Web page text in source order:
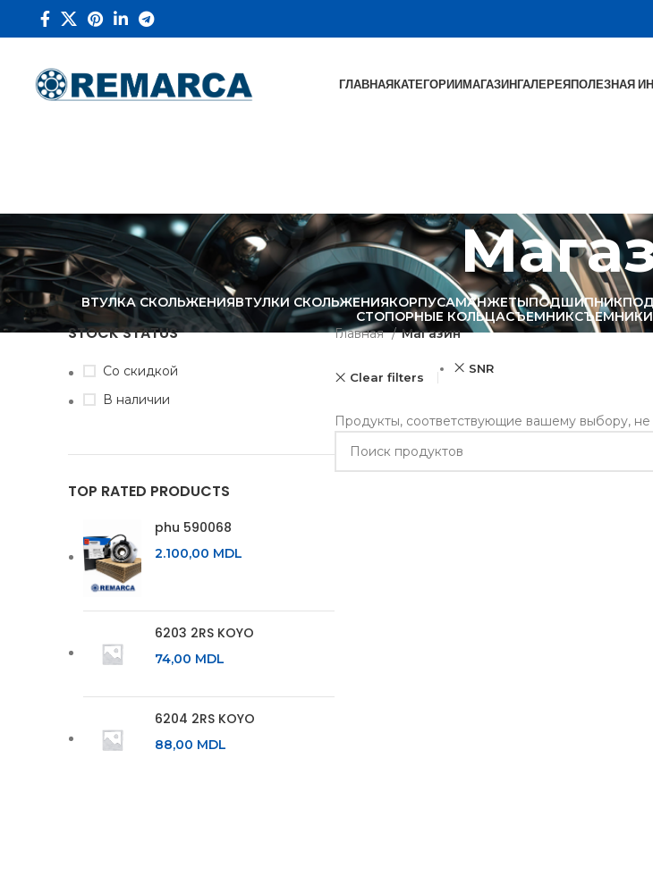
ГЛАВНАЯКАТЕГОРИИМАГАЗИНГАЛЕРЕЯПОЛЕЗНАЯ
ВТУЛКА СКОЛЬЖЕНИЯВТУЛКИ СКОЛЬЖЕНИЯКОРПУСАМАНЖЕТЫПОДШИПНИК
СТОПОРНЫЕ КОЛЬЦАСЪЕМНИКСЪЕМНИКИ
STOCK STATUS
Со скидкой
В наличии
TOP RATED PRODUCTS
phu 590068
2.100,00 MDL
6203 2RS KOYO
74,00 MDL
6204 2RS KOYO
88,00 MDL
Главная Магазин
Clear filters
SNR
Продукты, соответствующие вашему выбору,